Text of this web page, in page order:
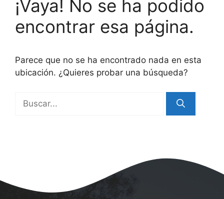
¡Vaya! No se ha podido
encontrar esa página.
Parece que no se ha encontrado nada en esta
ubicación. ¿Quieres probar una búsqueda?